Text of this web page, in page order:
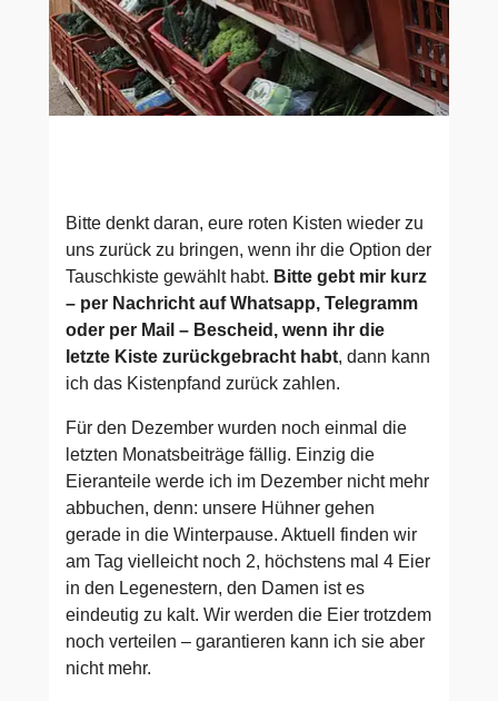
Bitte denkt daran, eure roten Kisten wieder zu
uns zurück zu bringen, wenn ihr die Option der
Tauschkiste gewählt habt. Bitte gebt mir kurz
– per Nachricht auf Whatsapp, Telegramm
oder per Mail – Bescheid, wenn ihr die
letzte Kiste zurückgebracht habt, dann kann
ich das Kistenpfand zurück zahlen.
Für den Dezember wurden noch einmal die
letzten Monatsbeiträge fällig. Einzig die
Eieranteile werde ich im Dezember nicht mehr
abbuchen, denn: unsere Hühner gehen
gerade in die Winterpause. Aktuell finden wir
am Tag vielleicht noch 2, höchstens mal 4 Eier
in den Legenestern, den Damen ist es
eindeutig zu kalt. Wir werden die Eier trotzdem
noch verteilen – garantieren kann ich sie aber
nicht mehr.